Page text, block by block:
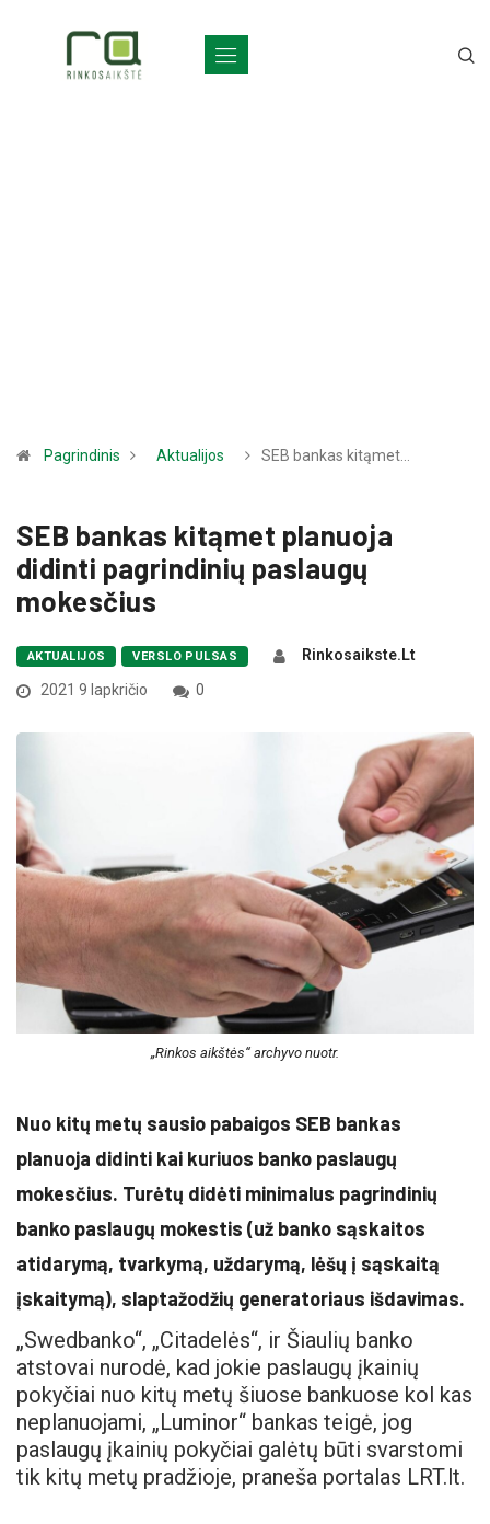
Pagrindinis Aktualijos SEB bankas kitąmet…
SEB bankas kitąmet planuoja
didinti pagrindinių paslaugų
mokesčius
AKTUALIJOS VERSLO PULSAS
Rinkosaikste.lt
2021 9 lapkričio
0
„Rinkos aikštės“ archyvo nuotr.
Nuo kitų metų sausio pabaigos SEB bankas
planuoja didinti kai kuriuos banko paslaugų
mokesčius. Turėtų didėti minimalus pagrindinių
banko paslaugų mokestis (už banko sąskaitos
atidarymą, tvarkymą, uždarymą, lėšų į sąskaitą
įskaitymą), slaptažodžių generatoriaus išdavimas.
„Swedbanko“, „Citadelės“, ir Šiaulių banko
atstovai nurodė, kad jokie paslaugų įkainių
pokyčiai nuo kitų metų šiuose bankuose kol kas
neplanuojami, „Luminor“ bankas teigė, jog
paslaugų įkainių pokyčiai galėtų būti svarstomi
tik kitų metų pradžioje, praneša portalas LRT.lt.